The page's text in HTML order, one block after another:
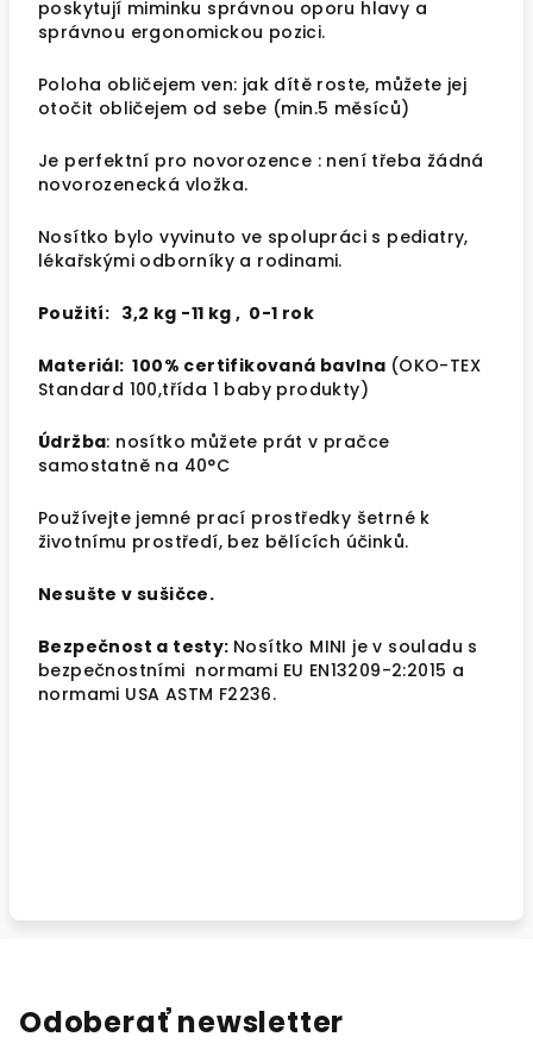
poskytují miminku správnou oporu hlavy a
správnou ergonomickou pozici.
Poloha obličejem ven: jak dítě roste, můžete jej
otočit obličejem od sebe (min.5 měsíců)
Je perfektní pro novorozence : není třeba žádná
novorozenecká vložka.
Nosítko bylo vyvinuto ve spolupráci s pediatry,
lékařskými odborníky a rodinami.
Použití: 3,2 kg -11 kg , 0-1 rok
Materiál:100% certifikovaná bavlna (OKO-TEX
Standard 100,třída 1 baby produkty)
Údržba: nosítko můžete prát v pračce
samostatně na 40°C
Používejte jemné prací prostředky šetrné k
životnímu prostředí, bez bělících účinků.
Nesušte v sušičce.
Bezpečnost a testy: Nosítko MINI je v souladu s
bezpečnostními normami EU EN13209-2:2015 a
normami USA ASTM F2236.
Odoberať newsletter